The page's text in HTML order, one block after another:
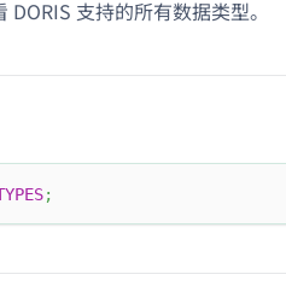
DORIS 支持的所有数据类型。
;